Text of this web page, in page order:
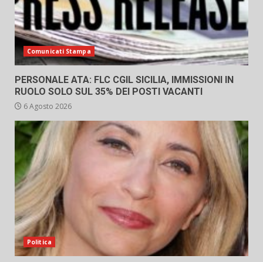
Comunicati Stampa
PERSONALE ATA: FLC CGIL SICILIA, IMMISSIONI IN
RUOLO SOLO SUL 35% DEI POSTI VACANTI
6 Agosto 2026
Politica